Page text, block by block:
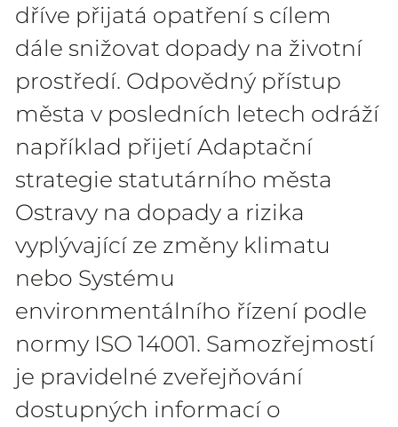
dříve přijatá opatření s cílem
dále snižovat dopady na životní
prostředí. Odpovědný přístup
města v posledních letech odráží
například přijetí Adaptační
strategie statutárního města
Ostravy na dopady a rizika
vyplývající ze změny klimatu
nebo Systému
environmentálního řízení podle
normy ISO 14001. Samozřejmostí
je pravidelné zveřejňování
dostupných informací o